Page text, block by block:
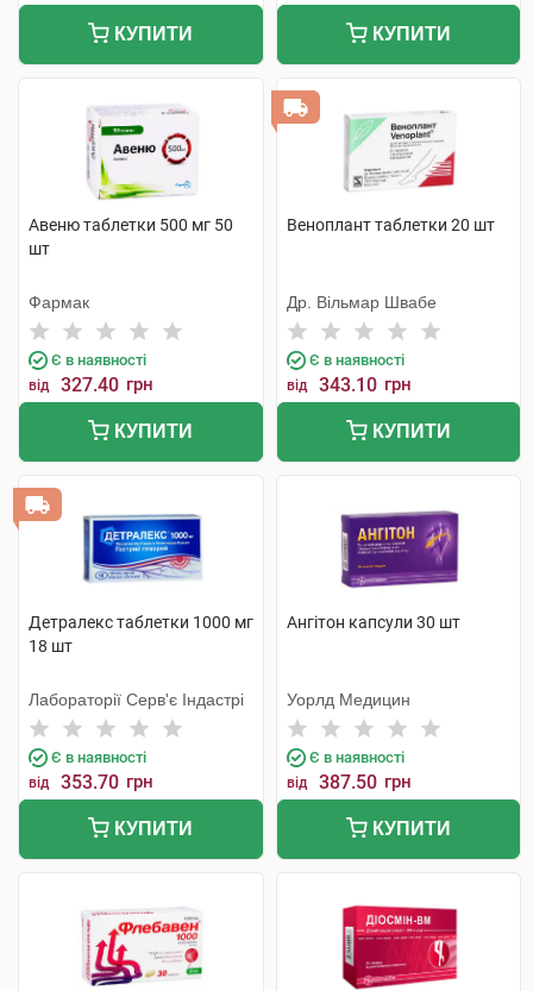
КУПИТИ КУПИТИ
Авеню таблетки 500 мг 50
шт
Фармак
Є в наявності
від 327.40 грн
КУПИТИ
Веноплант таблетки 20 шт
Др. Вільмар Швабе
Є в наявності
від 343.10 грн
КУПИТИ
Детралекс таблетки 1000 мг
18 шт
Лабораторії Серв'є Індастрі
Є в наявності
від 353.70 грн
КУПИТИ
Ангітон капсули 30 шт
Уорлд Медицин
Є в наявності
від 387.50 грн
КУПИТИ